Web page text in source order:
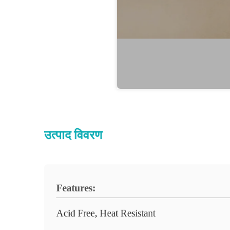
उत्पाद विवरण
Features:
Acid Free, Heat Resistant